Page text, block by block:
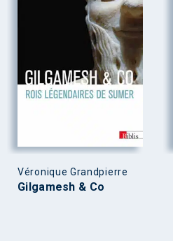
Véronique Grandpierre
Gilgamesh & Co